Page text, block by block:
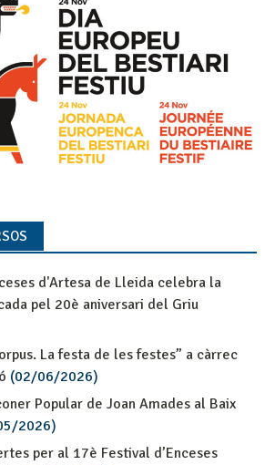
d'Artesa de Lleida celebra la
pel 20è aniversari del Griu
La festa de les festes” a càrrec
(02/06/2026)
Popular de Joan Amades al Baix
2026)
per al 17è Festival d’Enceses